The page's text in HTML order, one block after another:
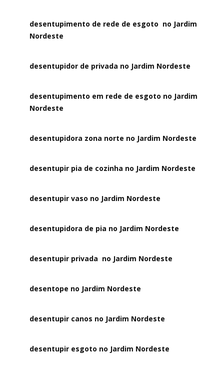
desentupimento de rede de esgoto no Jardim
Nordeste
desentupidor de privada no Jardim Nordeste
desentupimento em rede de esgoto no Jardim
Nordeste
desentupidora zona norte no Jardim Nordeste
desentupir pia de cozinha no Jardim Nordeste
desentupir vaso no Jardim Nordeste
desentupidora de pia no Jardim Nordeste
desentupir privada no Jardim Nordeste
desentope no Jardim Nordeste
desentupir canos no Jardim Nordeste
desentupir esgoto no Jardim Nordeste